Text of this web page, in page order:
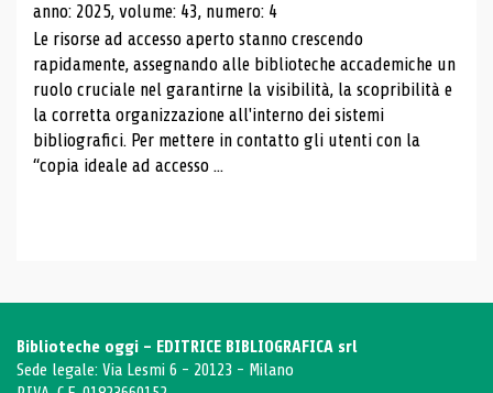
anno: 2025, volume: 43, numero: 4
Le risorse ad accesso aperto stanno crescendo
rapidamente, assegnando alle biblioteche accademiche un
ruolo cruciale nel garantirne la visibilità, la scopribilità e
la corretta organizzazione all'interno dei sistemi
bibliografici. Per mettere in contatto gli utenti con la
“copia ideale ad accesso ...
Biblioteche oggi - EDITRICE BIBLIOGRAFICA srl
Sede legale: Via Lesmi 6 - 20123 - Milano